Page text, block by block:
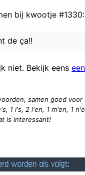
indruk met zijn
4 niet meer in eigen
haar werk doet tegen
AA Gent
gebruik, schrijf ik
ze die humor toch halen!
bij kwootje #1330:
de ça!!
niet. Bekijk eens
samen goed
1 i's, 2 l'en, 1 m'en, 1
is interessant!
worden als volgt: